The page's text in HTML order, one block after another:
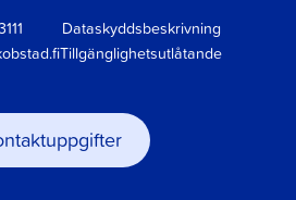
Dataskyddsbeskrivning
Tillgänglighetsutlåtande